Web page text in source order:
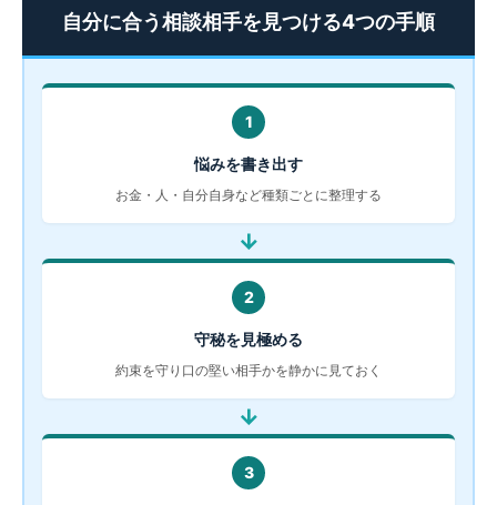
自分に合う相談相手を見つける4つの手順
1
悩みを書き出す
お金・人・自分自身など種類ごとに整理する
→
2
守秘を見極める
約束を守り口の堅い相手かを静かに見ておく
→
3